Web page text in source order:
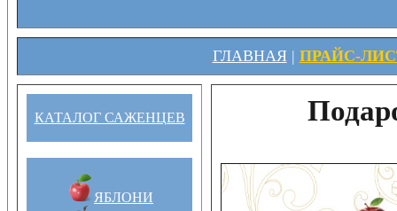
ГЛАВНАЯ| ПРАЙС-
КАТАЛОГ САЖЕНЦЕВ
ЯБЛОНИ